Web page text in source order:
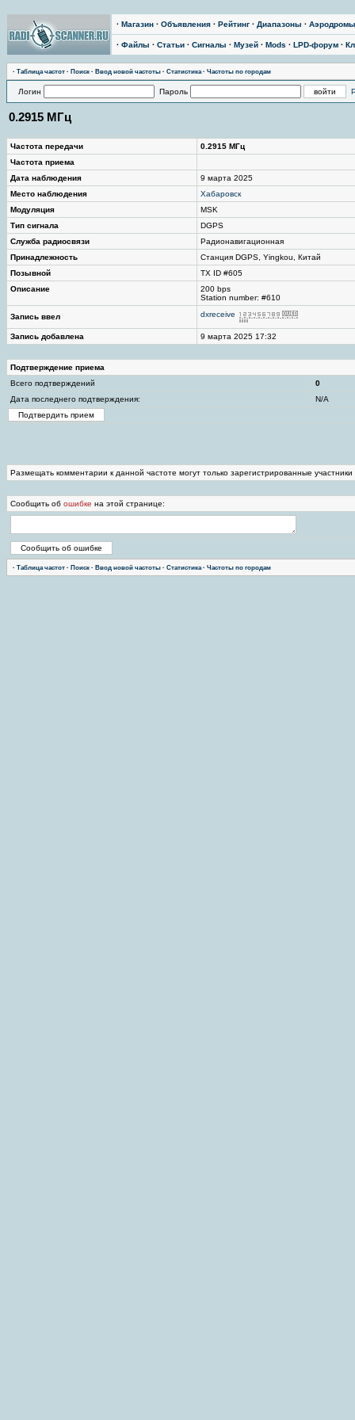
· Магазин · Объявления · Рейтинг · Диапазоны · Аэродромы
· Файлы · Статьи · Сигналы · Музей · Mods · LPD-форум ·
· Таблица частот · Поиск · Ввод новой частоты · Статистика· Частоты по городам
Логин Пароль
0.2915 МГц
Частота передачи
0.2915 МГц
Частота приема
Дата наблюдения
9 марта 2025
Место наблюдения
Хабаровск
Модуляция
MSK
Тип сигнала
DGPS
Служба радиосвязи
Радионавигационная
Принадлежность
Станция DGPS, Yingkou, Китай
Позывной
TX ID #605
Описание
200 bps
Station number: #610
Запись ввел dxreceive
Запись добавлена 9 марта 2025 17:32
Подтверждение приема
Всего подтверждений
0
Дата последнего подтверждения:
N/A
Размещать комментарии к данной частоте могут только зарегистрированные
Сообщить об ошибке на этой странице:
· Таблица частот · Поиск · Ввод новой частоты · Статистика· Частоты по городам